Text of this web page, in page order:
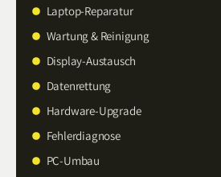
Laptop-Reparatur
Wartung & Reinigung
Display-Austausch
Datenrettung
Hardware-Upgrade
Fehlerdiagnose
PC-Umbau